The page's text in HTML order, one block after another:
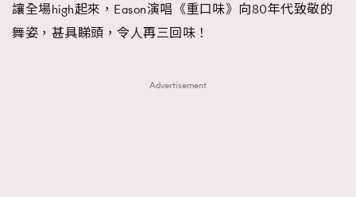
讓全場high起來，Eason演唱《重口味》向80年代致敬的
舞姿，甚具睇頭，令人再三回味！
Advertisement